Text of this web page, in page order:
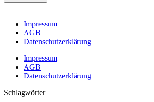
Impressum
AGB
Datenschutzerklärung
Impressum
AGB
Datenschutzerklärung
Schlagwörter